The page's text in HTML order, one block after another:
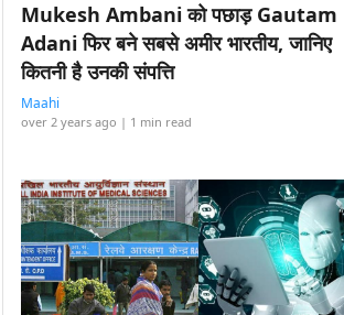
Mukesh Ambani को पछाड़ Gautam
Adani फिर बने सबसे अमीर भारतीय, जानिए
कितनी है उनकी संपत्ति
Maahi
over 2 years ago | 1 min read